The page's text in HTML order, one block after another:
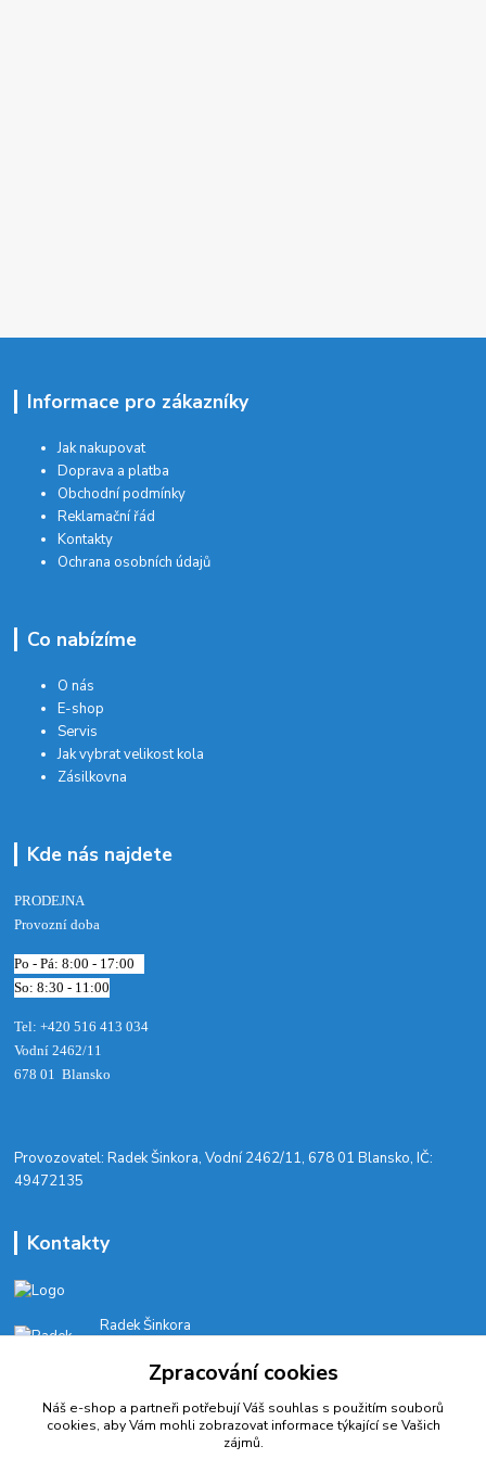
Informace pro zákazníky
Jak nakupovat
Doprava a platba
Obchodní podmínky
Reklamační řád
Kontakty
Ochrana osobních údajů
Co nabízíme
O nás
E-shop
Servis
Jak vybrat velikost kola
Zásilkovna
Kde nás najdete
PRODEJNA
Provozní doba
Po - Pá: 8:00 - 17:00
So: 8:30 - 11:00
Tel: +420 516 413 034‬
Vodní 2462/11
678 01 Blansko
​Provozovatel: Radek Šinkora, Vodní 2462/11, 678 01 Blansko, IČ:
49472135
Kontakty
Radek Šinkora
E-SHOP: Po-Pá, 8-17 hod.
cyklobikesport@seznam.cz
Zpracování cookies
Náš e-shop a partneři potřebují Váš souhlas s použitím souborů
cookies, aby Vám mohli zobrazovat informace týkající se Vašich
zájmů.